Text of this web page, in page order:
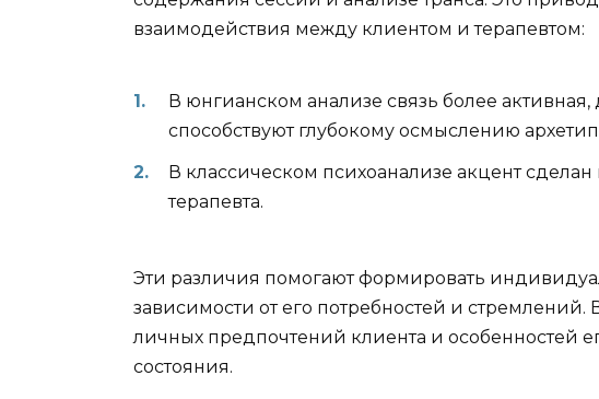
взаимодействия между клиентом и терапевтом:
В юнгианском анализе связь более
способствуют глубокому осмыслению
В классическом психоанализе акцент
терапевта.
Эти различия помогают формировать
зависимости от его потребностей и стремлений.
личных предпочтений клиента и особенностей
состояния.